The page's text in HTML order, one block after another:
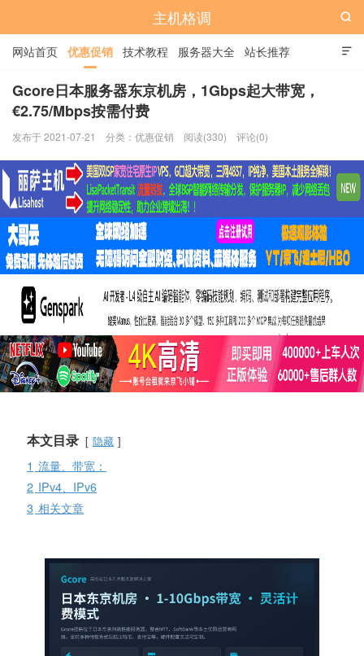
主机格调

网站首页 优惠促销 技术教程 服务器大全 站长推荐
全站标签 广告位

Gcore日本服务器东京机房，1Gbps起大带宽，
€2.75/Mbps按需付费
发布于 2021-07-21 分类： 优惠促销 阅读(330) 评论(0)
本文目录 隐藏
1 流量、带宽：
2 IPv4、IPv6
3 相关文章